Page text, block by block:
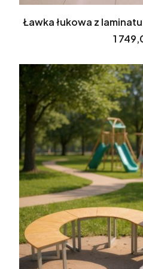
Ławka łukowa z
Cena
1